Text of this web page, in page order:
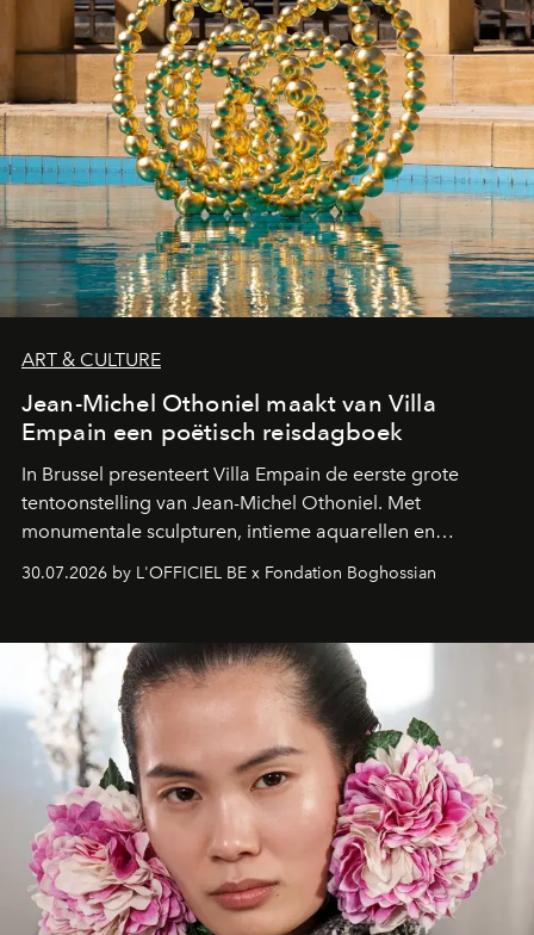
ART & CULTURE
Jean-Michel Othoniel maakt van Villa
Empain een poëtisch reisdagboek
In Brussel presenteert Villa Empain de eerste grote
tentoonstelling van Jean-Michel Othoniel. Met
monumentale sculpturen, intieme aquarellen en
fonkelend Murano-glas creëert de Franse kunstenaar
een emotionele reis waarin elk werk de herinnering
moment van verwondering.
30.07.2026 by L'OFFICIEL BE x Fondation Boghossian